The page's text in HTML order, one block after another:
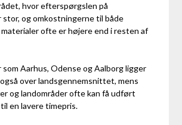
hvor efterspørgslen på
og omkostningerne til både
ofte er højere end i resten af
Aarhus, Odense og Aalborg ligger
over landsgennemsnittet, mens
og landområder ofte kan få udført
en lavere timepris.